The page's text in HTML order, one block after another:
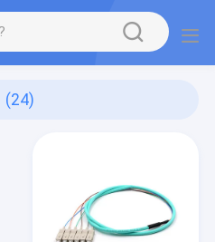
(24)